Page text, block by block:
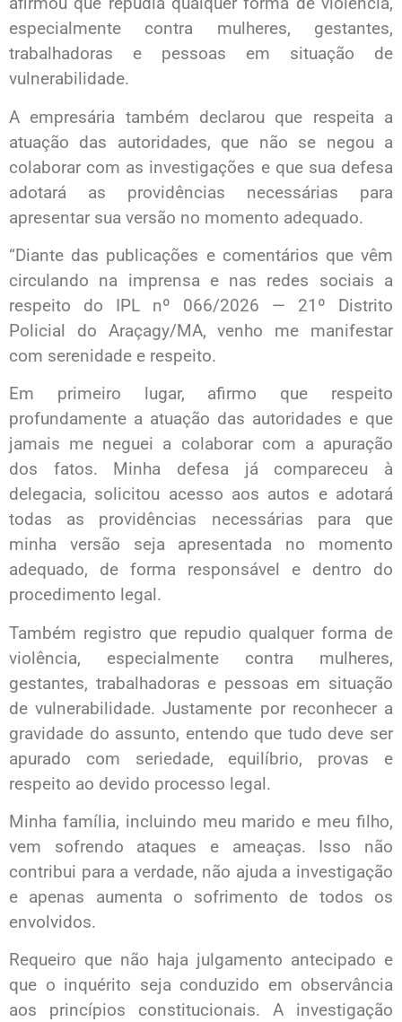
especialmente contra mulheres, gestantes,
trabalhadoras e pessoas em situação de
vulnerabilidade.
A empresária também declarou que respeita a
atuação das autoridades, que não se negou a
colaborar com as investigações e que sua defesa
adotará as providências necessárias para
apresentar sua versão no momento adequado.
“Diante das publicações e comentários que vêm
circulando na imprensa e nas redes sociais a
respeito do IPL nº 066/2026 — 21º Distrito
Policial do Araçagy/MA, venho me manifestar
com serenidade e respeito.
Em primeiro lugar, afirmo que respeito
profundamente a atuação das autoridades e que
jamais me neguei a colaborar com a apuração
dos fatos. Minha defesa já compareceu à
delegacia, solicitou acesso aos autos e adotará
todas as providências necessárias para que
minha versão seja apresentada no momento
adequado, de forma responsável e dentro do
procedimento legal.
Também registro que repudio qualquer forma de
violência, especialmente contra mulheres,
gestantes, trabalhadoras e pessoas em situação
de vulnerabilidade. Justamente por reconhecer a
gravidade do assunto, entendo que tudo deve ser
apurado com seriedade, equilíbrio, provas e
respeito ao devido processo legal.
Minha família, incluindo meu marido e meu filho,
vem sofrendo ataques e ameaças. Isso não
contribui para a verdade, não ajuda a investigação
e apenas aumenta o sofrimento de todos os
envolvidos.
Requeiro que não haja julgamento antecipado e
que o inquérito seja conduzido em observância
aos princípios constitucionais. A investigação